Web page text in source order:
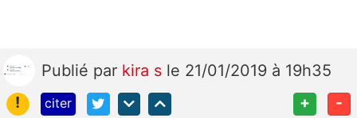
Publié par kira s le 21/01/2019 à 19h35
!
citer + -